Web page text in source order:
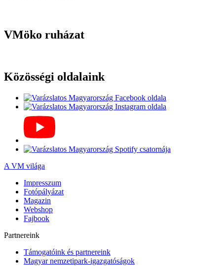
VMöko ruházat
Közösségi oldalaink
A VM világa
Impresszum
Fotópályázat
Magazin
Webshop
Fajbook
Partnereink
Támogatóink és partnereink
Magyar nemzetipark-igazgatóságok